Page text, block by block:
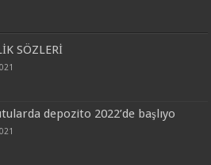
SÖZLERİ
depozito 2022’de başlıyo